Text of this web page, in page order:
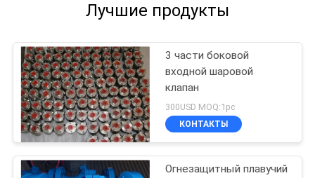
Лучшие продукты
3 части боковой
входной шаровой
клапан
300USD MOQ:1pc
КОНТАКТЫ
Огнезащитный плавучий